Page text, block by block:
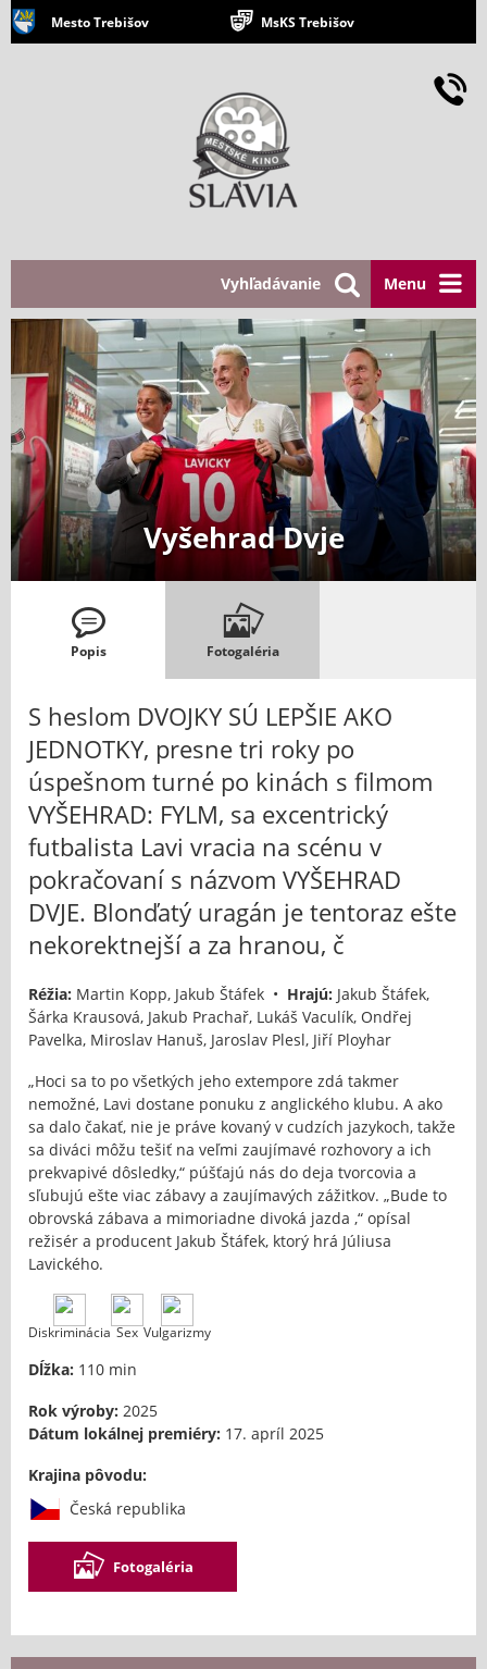
Mesto Trebišov MsKS Trebišov
Menu
Vyhľadávanie
Vyšehrad Dvje
Popis Fotogaléria
S heslom DVOJKY SÚ LEPŠIE AKO
JEDNOTKY, presne tri roky po
úspešnom turné po kinách s filmom
VYŠEHRAD: FYLM, sa excentrický
futbalista Lavi vracia na scénu v
pokračovaní s názvom VYŠEHRAD
DVJE. Blonďatý uragán je tentoraz ešte
nekorektnejší a za hranou, č
Réžia: Martin Kopp, Jakub Štáfek • Hrajú: Jakub Štáfek,
Šárka Krausová, Jakub Prachař, Lukáš Vaculík, Ondřej
Pavelka, Miroslav Hanuš, Jaroslav Plesl, Jiří Ployhar
„Hoci sa to po všetkých jeho extempore zdá takmer
nemožné, Lavi dostane ponuku z anglického klubu. A ako
sa dalo čakať, nie je práve kovaný v cudzích jazykoch, takže
sa diváci môžu tešiť na veľmi zaujímavé rozhovory a ich
prekvapivé dôsledky,“ púšťajú nás do deja tvorcovia a
sľubujú ešte viac zábavy a zaujímavých zážitkov. „Bude to
obrovská zábava a mimoriadne divoká jazda ,“ opísal
režisér a producent Jakub Štáfek, ktorý hrá Júliusa
Lavického.
Diskriminácia Sex Vulgarizmy
Dĺžka: 110 min
Rok výroby: 2025
Dátum lokálnej premiéry: 17. apríl 2025
Krajina pôvodu:
Česká republika
Fotogaléria